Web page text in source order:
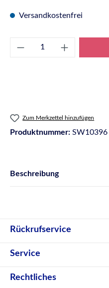
Versandkostenfrei
Produkt Anzahl:
Zum Merkzettel hinzufügen
Produktnummer: SW10396
Beschreibung
Rückrufservice
Service
Rechtliches